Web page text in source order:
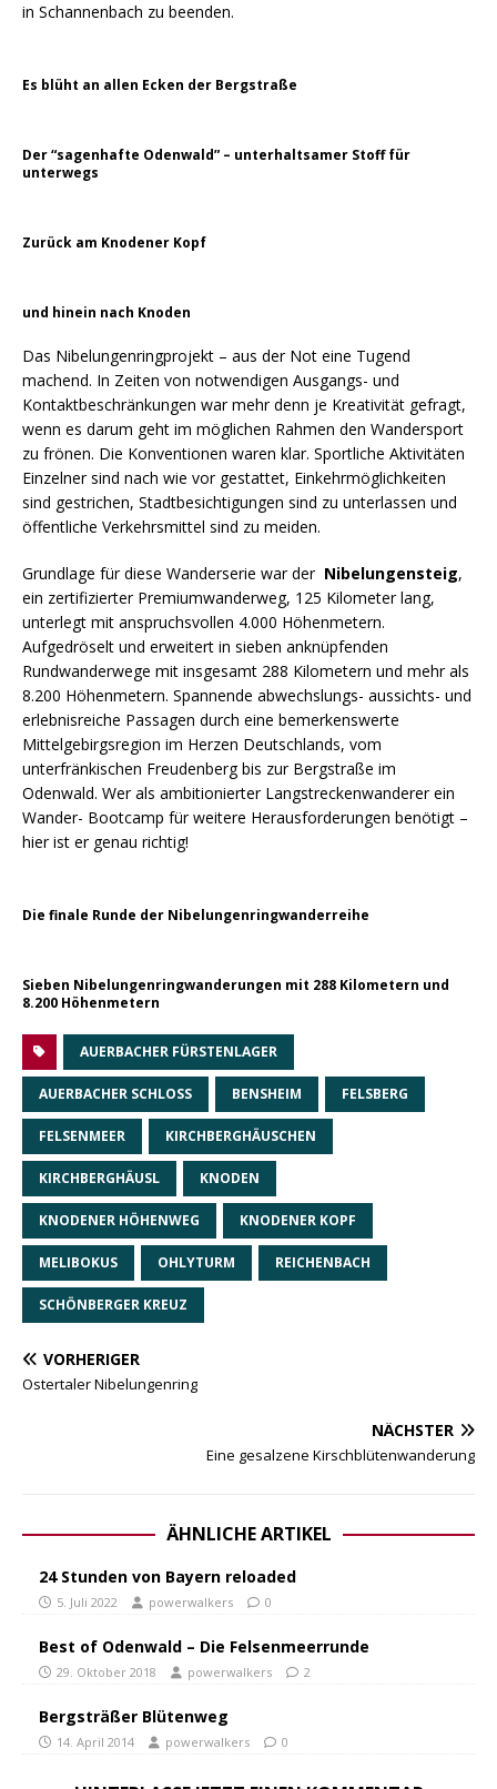
in Schannenbach zu beenden.
Es blüht an allen Ecken der Bergstraße
Der “sagenhafte Odenwald” – unterhaltsamer Stoff für
unterwegs
Zurück am Knodener Kopf
und hinein nach Knoden
Das Nibelungenringprojekt – aus der Not eine Tugend
machend. In Zeiten von notwendigen Ausgangs- und
Kontaktbeschränkungen war mehr denn je Kreativität gefragt,
wenn es darum geht im möglichen Rahmen den Wandersport
zu frönen. Die Konventionen waren klar. Sportliche Aktivitäten
Einzelner sind nach wie vor gestattet, Einkehrmöglichkeiten
sind gestrichen, Stadtbesichtigungen sind zu unterlassen und
öffentliche Verkehrsmittel sind zu meiden.
Grundlage für diese Wanderserie war der Nibelungensteig,
ein zertifizierter Premiumwanderweg, 125 Kilometer lang,
unterlegt mit anspruchsvollen 4.000 Höhenmetern.
Aufgedröselt und erweitert in sieben anknüpfenden
Rundwanderwege mit insgesamt 288 Kilometern und mehr als
8.200 Höhenmetern. Spannende abwechslungs- aussichts- und
erlebnisreiche Passagen durch eine bemerkenswerte
Mittelgebirgsregion im Herzen Deutschlands, vom
unterfränkischen Freudenberg bis zur Bergstraße im
Odenwald. Wer als ambitionierter Langstreckenwanderer ein
Wander- Bootcamp für weitere Herausforderungen benötigt –
hier ist er genau richtig!
Die finale Runde der Nibelungenringwanderreihe
Sieben Nibelungenringwanderungen mit 288 Kilometern und
8.200 Höhenmetern
AUERBACHER FÜRSTENLAGER
AUERBACHER SCHLOSS BENSHEIM FELSBERG
FELSENMEER KIRCHBERGHÄUSCHEN
KIRCHBERGHÄUSL KNODEN
KNODENER HÖHENWEG KNODENER KOPF
MELIBOKUS OHLYTURM REICHENBACH
SCHÖNBERGER KREUZ
VORHERIGER
Ostertaler Nibelungenring
NÄCHSTER
Eine gesalzene Kirschblütenwanderung
ÄHNLICHE ARTIKEL
24 Stunden von Bayern reloaded
5. Juli 2022 powerwalkers 0
Best of Odenwald – Die Felsenmeerrunde
29. Oktober 2018 powerwalkers 2
Bergsträßer Blütenweg
14. April 2014 powerwalkers 0